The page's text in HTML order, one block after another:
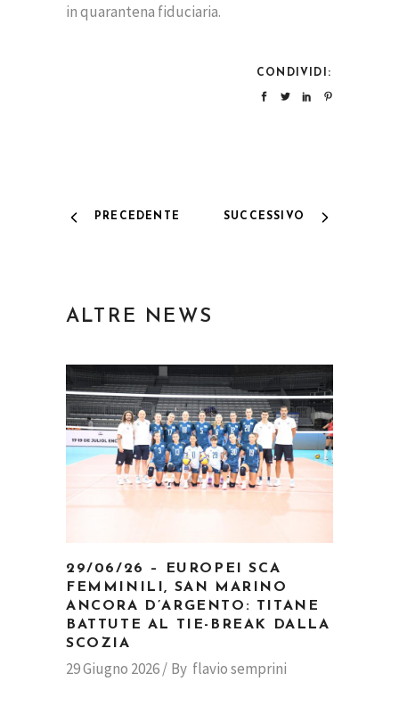
in quarantena fiduciaria.
CONDIVIDI:
PRECEDENTE SUCCESSIVO
ALTRE NEWS
29/06/26 – EUROPEI SCA
FEMMINILI, SAN MARINO
ANCORA D’ARGENTO: TITANE
BATTUTE AL TIE-BREAK DALLA
SCOZIA
29 Giugno 2026 By flavio semprini